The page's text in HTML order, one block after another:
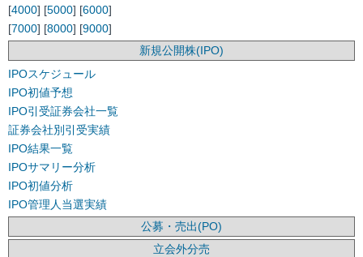
[4000] [5000] [6000]
[7000] [8000] [9000]
新規公開株(IPO)
IPOスケジュール
IPO初値予想
IPO引受証券会社一覧
証券会社別引受実績
IPO結果一覧
IPOサマリー分析
IPO初値分析
IPO管理人当選実績
公募・売出(PO)
立会外分売